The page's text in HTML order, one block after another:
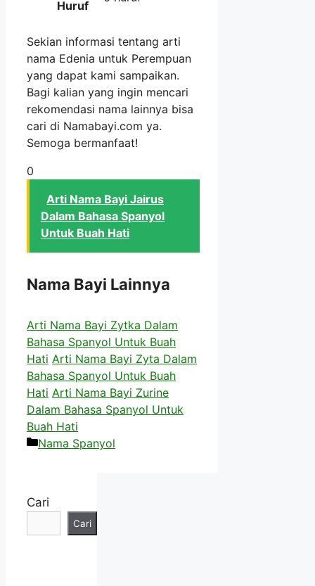
Huruf
Sekian informasi tentang arti
nama Edenia untuk Perempuan
yang dapat kami sampaikan.
Bagi kalian yang ingin mencari
rekomendasi nama lainnya bisa
cari di Namabayi.com ya.
Semoga bermanfaat!
0
Arti Nama Bayi Jairus
Dalam Bahasa Spanyol
Untuk Buah Hati
Nama Bayi Lainnya
Arti Nama Bayi Zytka Dalam
Bahasa Spanyol Untuk Buah
Hati Arti Nama Bayi Zyta Dalam
Bahasa Spanyol Untuk Buah
Hati Arti Nama Bayi Zurine
Dalam Bahasa Spanyol Untuk
Buah Hati
Kategori
Nama Spanyol
Cari
Cari